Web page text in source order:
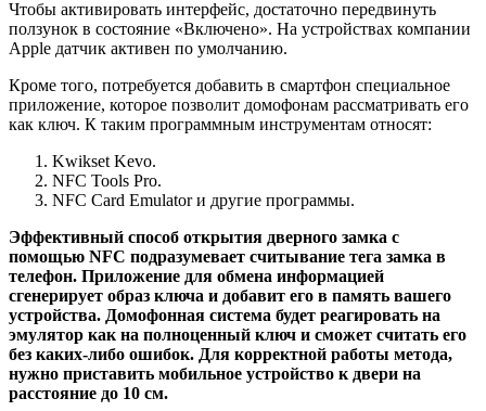
Чтобы активировать интерфейс, достаточно передвинуть
ползунок в состояние «Включено». На устройствах компании
Apple датчик активен по умолчанию.
Кроме того, потребуется добавить в смартфон специальное
приложение, которое позволит домофонам рассматривать его
как ключ. К таким программным инструментам относят:
Kwikset Kevo.
NFC Tools Pro.
NFC Card Emulator и другие программы.
Эффективный способ открытия дверного замка с
помощью NFC подразумевает считывание тега замка в
телефон. Приложение для обмена информацией
сгенерирует образ ключа и добавит его в память вашего
устройства. Домофонная система будет реагировать на
эмулятор как на полноценный ключ и сможет считать его
без каких-либо ошибок. Для корректной работы метода,
нужно приставить мобильное устройство к двери на
расстояние до 10 см.